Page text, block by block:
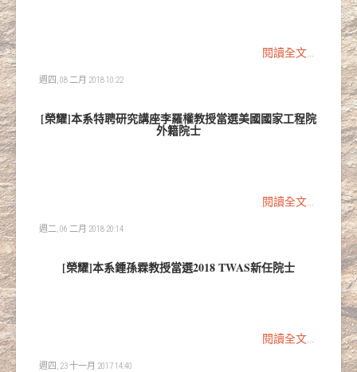
閱讀全文...
週四, 08 二月 2018 10:22
[榮耀]本系特聘研究講座李羅權教授當選美國國家工程院
外籍院士
閱讀全文...
週二, 06 二月 2018 20:14
[榮耀]本系鍾孫霖教授當選2018 TWAS新任院士
閱讀全文...
週四, 23 十一月 2017 14:40